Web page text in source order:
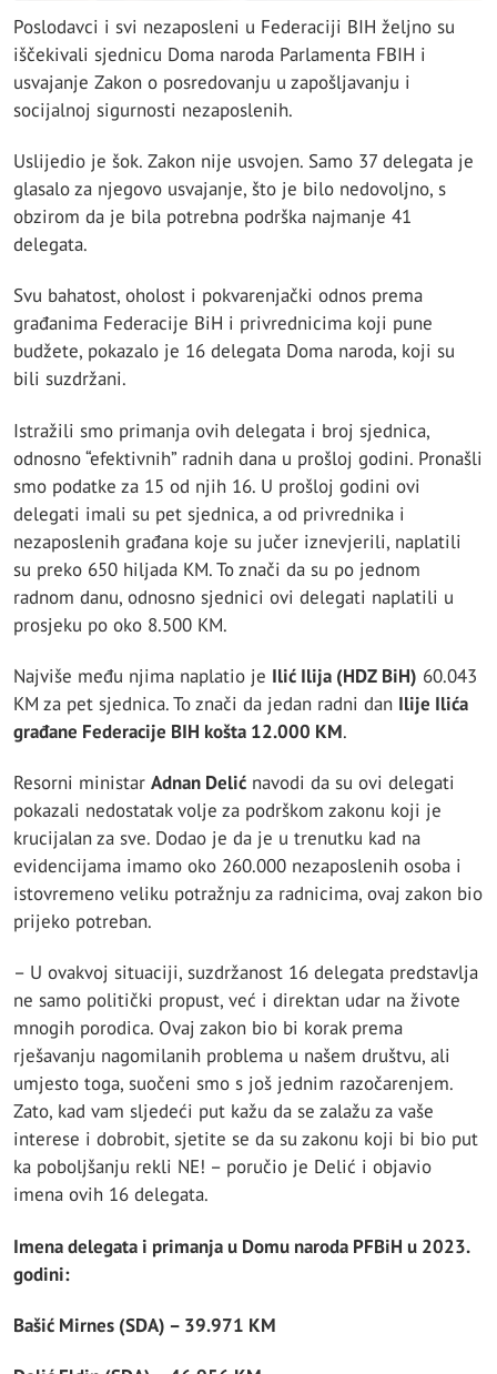
Poslodavci i svi nezaposleni u Federaciji BIH željno su
iščekivali sjednicu Doma naroda Parlamenta FBIH i
usvajanje Zakon o posredovanju u zapošljavanju i
socijalnoj sigurnosti nezaposlenih.
Uslijedio je šok. Zakon nije usvojen. Samo 37 delegata je
glasalo za njegovo usvajanje, što je bilo nedovoljno, s
obzirom da je bila potrebna podrška najmanje 41
delegata.
Svu bahatost, oholost i pokvarenjački odnos prema
građanima Federacije BiH i privrednicima koji pune
budžete, pokazalo je 16 delegata Doma naroda, koji su
bili suzdržani.
Istražili smo primanja ovih delegata i broj sjednica,
odnosno “efektivnih” radnih dana u prošloj godini. Pronašli
smo podatke za 15 od njih 16. U prošloj godini ovi
delegati imali su pet sjednica, a od privrednika i
nezaposlenih građana koje su jučer iznevjerili, naplatili
su preko 650 hiljada KM. To znači da su po jednom
radnom danu, odnosno sjednici ovi delegati naplatili u
prosjeku po oko 8.500 KM.
Najviše među njima naplatio je Ilić Ilija (HDZ BiH) 60.043
KM za pet sjednica. To znači da jedan radni dan Ilije Ilića
građane Federacije BIH košta 12.000 KM.
Resorni ministar Adnan Delić navodi da su ovi delegati
pokazali nedostatak volje za podrškom zakonu koji je
krucijalan za sve. Dodao je da je u trenutku kad na
evidencijama imamo oko 260.000 nezaposlenih osoba i
istovremeno veliku potražnju za radnicima, ovaj zakon bio
prijeko potreban.
– U ovakvoj situaciji, suzdržanost 16 delegata predstavlja
ne samo politički propust, već i direktan udar na živote
mnogih porodica. Ovaj zakon bio bi korak prema
rješavanju nagomilanih problema u našem društvu, ali
umjesto toga, suočeni smo s još jednim razočarenjem.
Zato, kad vam sljedeći put kažu da se zalažu za vaše
interese i dobrobit, sjetite se da su zakonu koji bi bio put
ka poboljšanju rekli NE! – poručio je Delić i objavio
imena ovih 16 delegata.
Imena delegata i primanja u Domu naroda PFBiH u 2023.
godini:
Bašić Mirnes (SDA) – 39.971 KM